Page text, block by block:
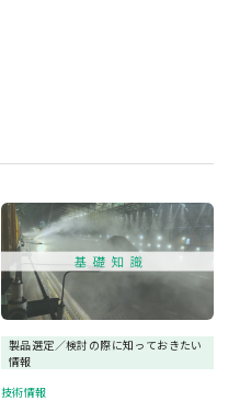
製品選定／検討の際に知っておきたい
情報
技術情報